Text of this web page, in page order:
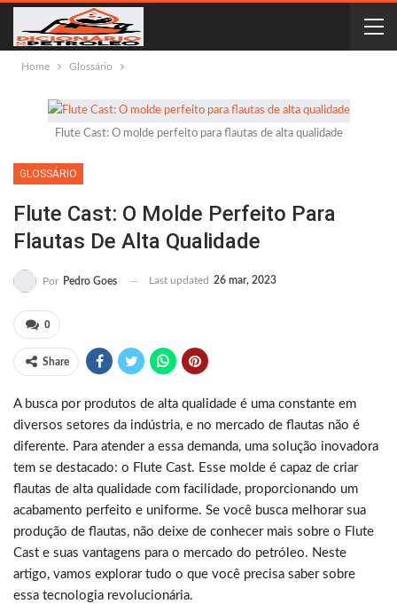
Home Glossário
Flute Cast: O molde perfeito para flautas de alta qualidade
GLOSSÁRIO
Flute Cast: O Molde Perfeito Para
Flautas De Alta Qualidade
Por Pedro Goes Last updated 26 mar, 2023
0
Share
A busca por produtos de alta qualidade é uma constante em
diversos setores da indústria, e no mercado de flautas não é
diferente. Para atender a essa demanda, uma solução inovadora
tem se destacado: o Flute Cast. Esse molde é capaz de criar
flautas de alta qualidade com facilidade, proporcionando um
acabamento perfeito e uniforme. Se você busca melhorar sua
produção de flautas, não deixe de conhecer mais sobre o Flute
Cast e suas vantagens para o mercado do petróleo. Neste
artigo, vamos explorar tudo o que você precisa saber sobre
essa tecnologia revolucionária.